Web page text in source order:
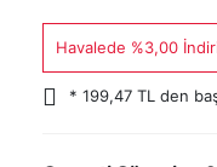
Havalede %3,00
* 199,47 TL den